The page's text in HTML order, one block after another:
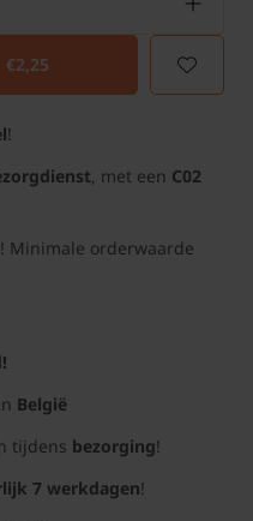
€2,25
!
, met een C02
! Minimale orderwaarde
België
tijdens bezorging!
7 werkdagen!